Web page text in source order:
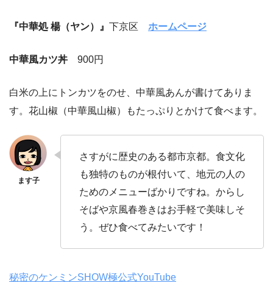
『中華処 楊（ヤン）』 下京区 ホームページ
中華風カツ丼 900円
白米の上にトンカツをのせ、中華風あんが書けてありま
す。花山椒（中華風山椒）もたっぷりとかけて食べます。
さすがに歴史のある都市京都。食文化
も独特のものが根付いて、地元の人の
ためのメニューばかりですね。からし
そばや京風春巻きはお手軽で美味しそ
う。ぜひ食べてみたいです！
秘密のケンミンSHOW極公式YouTube